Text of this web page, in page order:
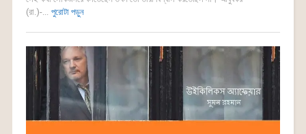
(রা.)-... পুরোটা পড়ুন